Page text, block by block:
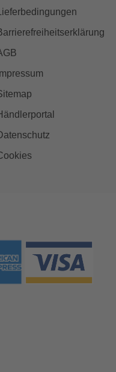
Lieferbedingungen
Impressum